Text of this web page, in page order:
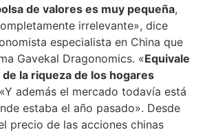
de valores es muy pequeña,
irrelevante», dice
especialista en China que
Gavekal Dragonomics. «Equivale
de la riqueza de los hogares
además el mercado todavía está
estaba el año pasado». Desde
precio de las acciones chinas